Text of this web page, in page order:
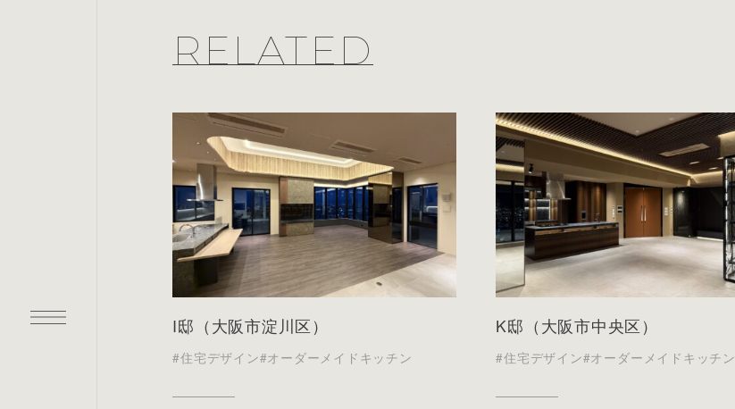
RELATED
I邸（大阪市淀川区）
#住宅デザイン#オーダーメイドキッチン
K邸（大阪市中央区）
#住宅デザイン#オーダーメイドキッチン